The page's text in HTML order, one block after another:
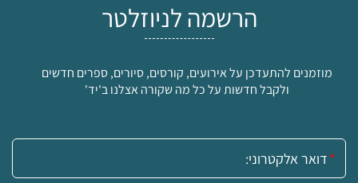
הרשמה לניוזלטר
מוזמנים להתעדכן על אירועים, קורסים, סיורים, ספרים חדשים
ולקבל חדשות על כל מה שקורה אצלנו ב'יד'
אימייל: